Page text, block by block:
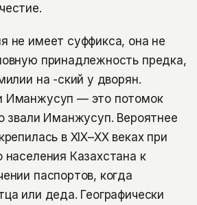
не имеет суффикса, она не
принадлежность предка,
на -ский у дворян.
Иманжусуп — это потомок
звали Иманжусуп. Вероятнее
в XIX–XX веках при
населения Казахстана к
паспортов, когда
или деда. Географически